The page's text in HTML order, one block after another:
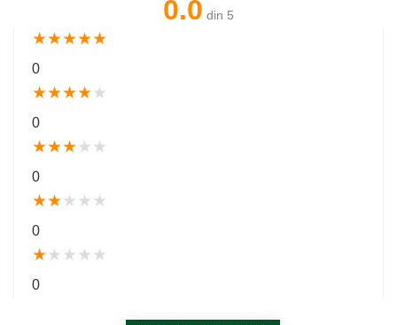
0.0 din 5
★★★★★
0
★★★★★
0
★★★★ ★
0
★★★ ★ ★
0
★★ ★ ★ ★
0